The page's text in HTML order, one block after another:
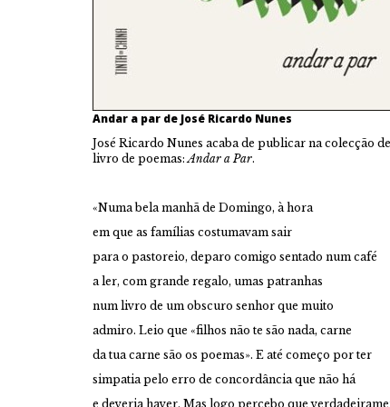
Andar a par de José Ricardo Nunes
José Ricardo Nunes acaba de publicar na colecção
livro de poemas:Andar a Par.
«Numa bela manhã de Domingo, à hora
em que as famílias costumavam sair
para o pastoreio, deparo comigo sentado num café
a ler, com grande regalo, umas patranhas
num livro de um obscuro senhor que muito
admiro. Leio que «filhos não te são nada, carne
da tua carne são os poemas». E até começo por ter
simpatia pelo erro de concordância que não há
e deveria haver. Mas logo percebo que